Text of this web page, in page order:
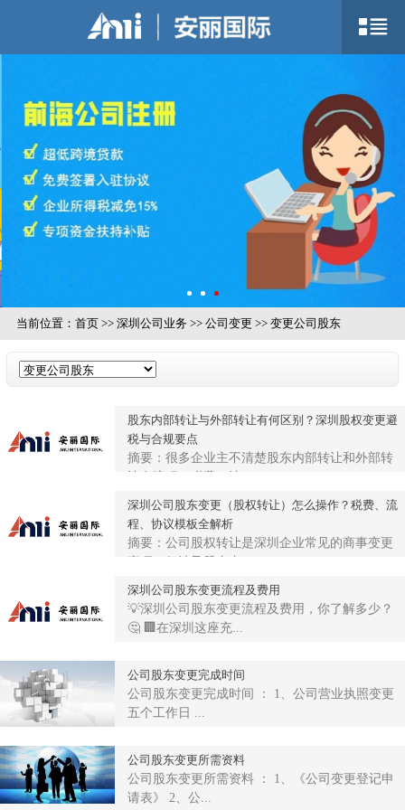
当前位置： 首页>> 深圳公司业务 >> 公司变更 >> 变更公司股东
股东内部转让与外部转让有何区别？深圳股权变更避
税与合规要点
摘要：很多企业主不清楚股东内部转让和外部转
深圳公司股东变更（股权转让）怎么操作？税费、流
程、协议模板全解析
摘要：公司股权转让是深圳企业常见的商事变更
深圳公司股东变更流程及费用
💡深圳公司股东变更流程及费用，你了解多少？
🤔 🏢在深圳这座充...
公司股东变更完成时间
公司股东变更完成时间 ： 1、公司营业执照变更
五个工作日 ...
公司股东变更所需资料
公司股东变更所需资料 ： 1、《公司变更登记申
请表》 2、公...